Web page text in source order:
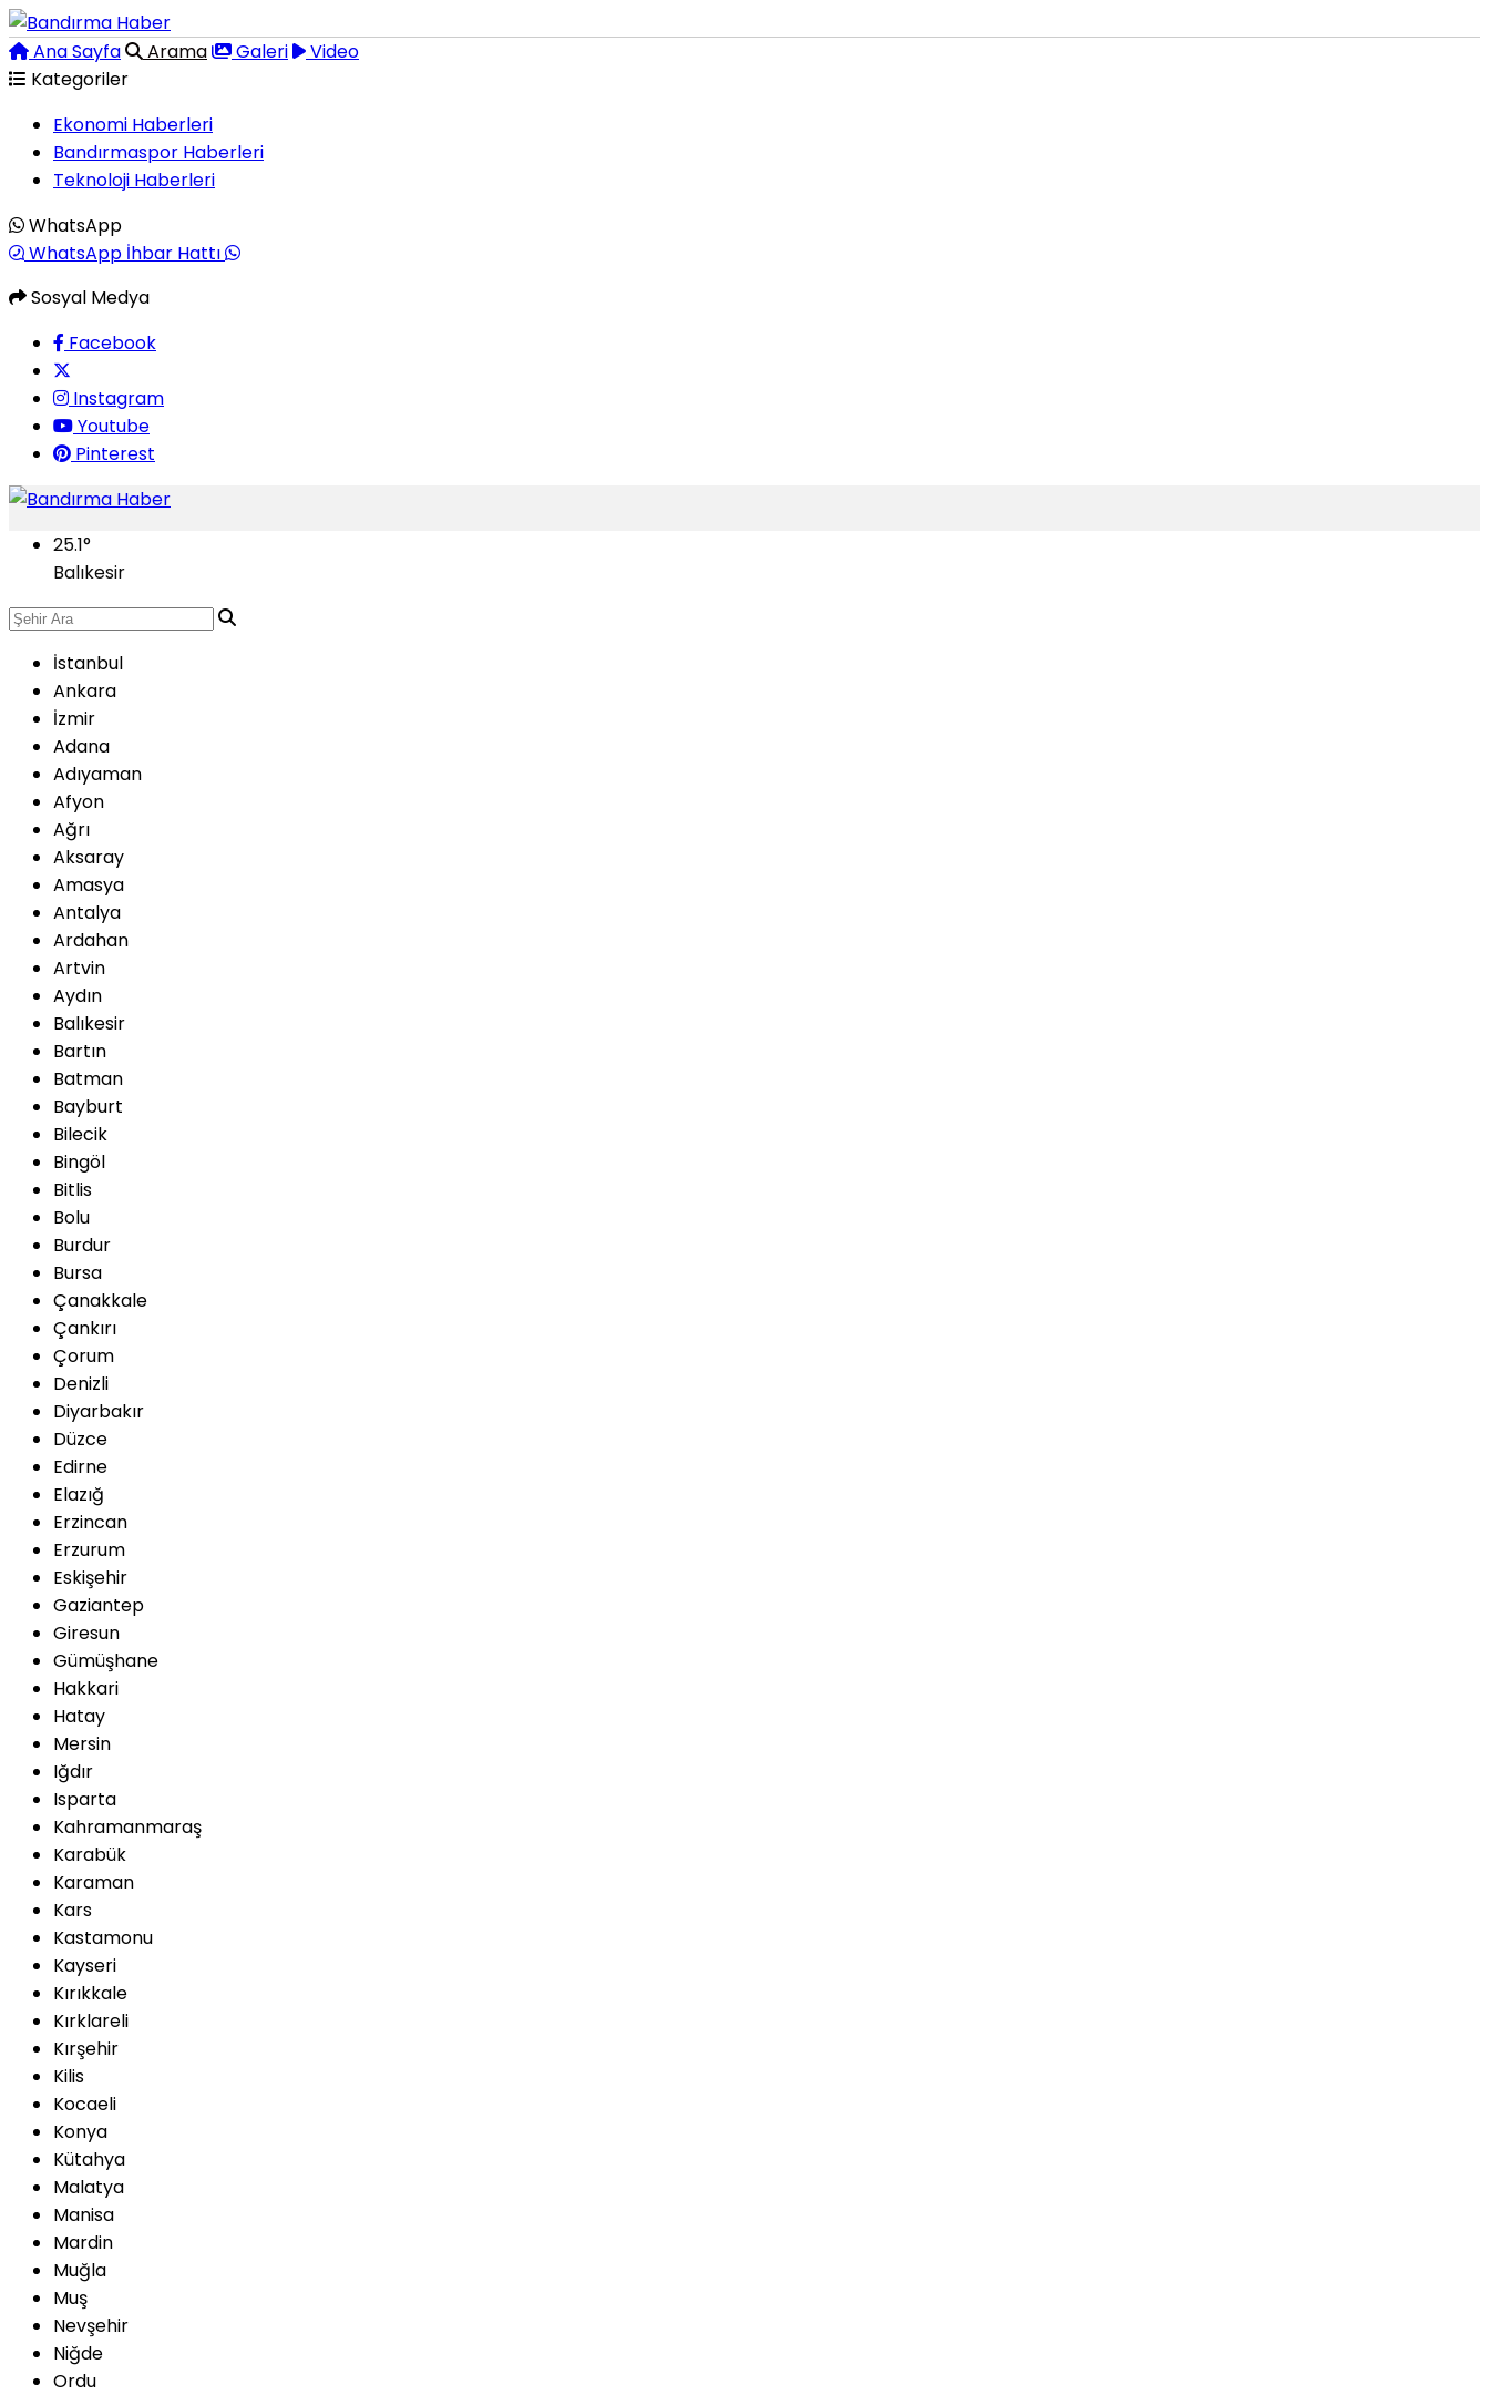
Ana Sayfa Arama Galeri
Video
Kategoriler
Ekonomi Haberleri
Bandırmaspor Haberleri
Teknoloji Haberleri
WhatsApp
WhatsApp İhbar Hattı
Sosyal Medya
Facebook
Instagram
Youtube
Pinterest
25.1°
Balıkesir
İstanbul
Ankara
İzmir
Adana
Adıyaman
Afyon
Ağrı
Aksaray
Amasya
Antalya
Ardahan
Artvin
Aydın
Balıkesir
Bartın
Batman
Bayburt
Bilecik
Bingöl
Bitlis
Bolu
Burdur
Bursa
Çanakkale
Çankırı
Çorum
Denizli
Diyarbakır
Düzce
Edirne
Elazığ
Erzincan
Erzurum
Eskişehir
Gaziantep
Giresun
Gümüşhane
Hakkari
Hatay
Mersin
Iğdır
Isparta
Kahramanmaraş
Karabük
Karaman
Kars
Kastamonu
Kayseri
Kırıkkale
Kırklareli
Kırşehir
Kilis
Kocaeli
Konya
Kütahya
Malatya
Manisa
Mardin
Muğla
Muş
Nevşehir
Niğde
Ordu